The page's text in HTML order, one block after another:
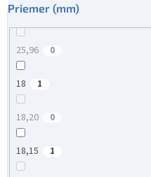
Priemer (mm)
25,96 0
18 1
18,20 0
18,15 1